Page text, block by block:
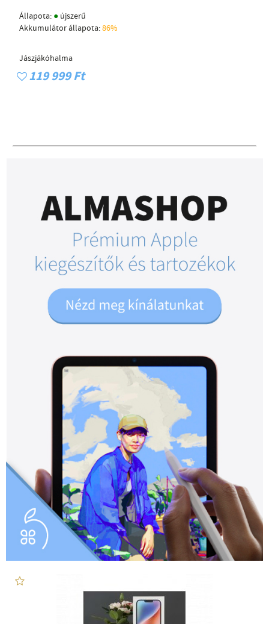
Állapota: ● újszerű
Akkumulátor állapota:86%
Jászjákóhalma
119 999 Ft